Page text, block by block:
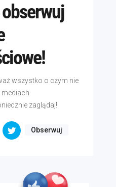
wszystko o czym nie
zaglądaj!
Obserwuj